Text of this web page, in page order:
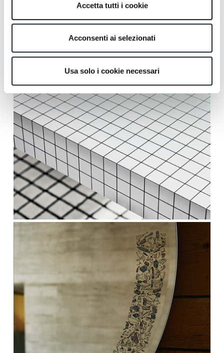
Accetta tutti i cookie
Acconsenti ai selezionati
Usa solo i cookie necessari